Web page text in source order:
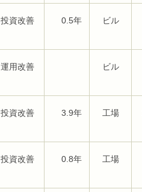
投資改善 0.5年 ビル
運用改善 ビル
投資改善 3.9年 工場
投資改善 0.8年 工場